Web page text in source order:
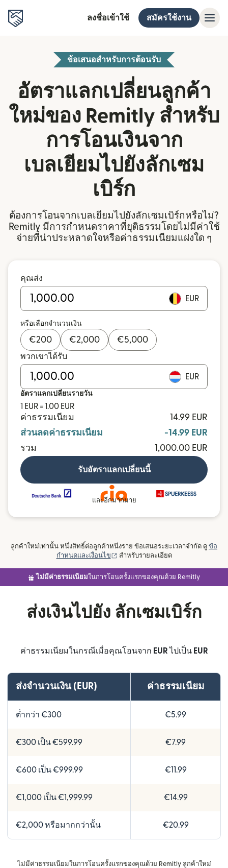
ลงชื่อเข้าใช้ สมัครใช้งาน
ข้อเสนอสำหรับการต้อนรับ
อัตราแลกเปลี่ยนลูกค้า
ใหม่ของ Remitly สำหรับ
การโอนเงินจาก
เบลเยียมไปยังลักเซม
เบิร์ก
ต้องการโอนจากเบลเยียมไปยังลักเซมเบิร์กหรือไม่?
Remitly มีการกำหนดราคาที่ยุติธรรมโดยไม่มีค่าใช้
จ่ายที่น่าประหลาดใจหรือค่าธรรมเนียมแฝงใด ๆ
คุณส่ง
EUR
หรือเลือกจำนวนเงิน
€200 €2,000 €5,000
พวกเขาได้รับ
EUR
อัตราแลกเปลี่ยนรายวัน
1 EUR = 1.00 EUR
ค่าธรรมเนียม
14.99 EUR
ส่วนลดค่าธรรมเนียม
-14.99 EUR
รวม
1,000.00 EUR
รับอัตราแลกเปลี่ยนนี้
และอีกมากมาย
ลูกค้าใหม่เท่านั้น หนึ่งสิทธิ์ต่อลูกค้าหนึ่งราย ข้อเสนอระยะเวลาจำกัด ดู ข้อ
กำหนดและเงื่อนไข
(เปิดในหน้าต่างใหม่)
สำหรับรายละเอียด
ไม่มีค่าธรรมเนียมในการโอนครั้งแรกของคุณด้วย Remitly
ส่งเงินไปยัง ลักเซมเบิร์ก
ค่าธรรมเนียมในกรณีเมื่อคุณโอนจาก EUR ไปเป็น EUR
ส่งจำนวนเงิน (EUR) ค่าธรรมเนียม
ต่ำกว่า €300 €5.99
€300 เป็น €599.99 €7.99
€600 เป็น €999.99 €11.99
€1,000 เป็น €1,999.99 €14.99
€2,000 หรือมากกว่านั้น €20.99
ไม่มีค่าธรรมเนียมในการโอนครั้งแรกของคุณด้วย Remitly ลูกค้าใหม่